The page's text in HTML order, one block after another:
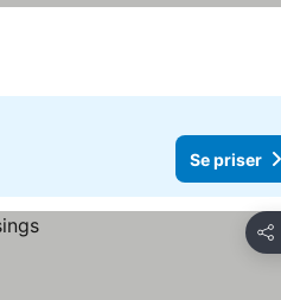
Se priser
Dela